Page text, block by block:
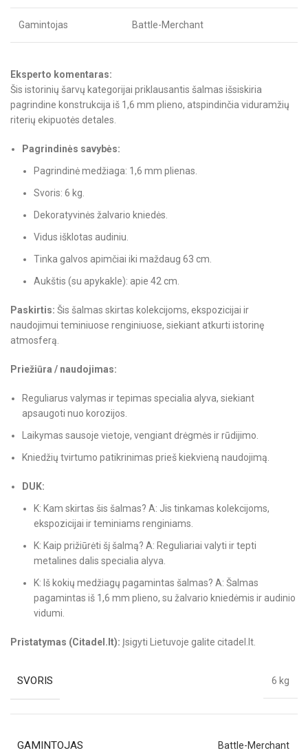
Gamintojas Battle-Merchant
Eksperto komentaras:
Šis istorinių šarvų kategorijai priklausantis šalmas išsiskiria
pagrindine konstrukcija iš 1,6 mm plieno, atspindinčia viduramžių
riterių ekipuotės detales.
Pagrindinės savybės:
Pagrindinė medžiaga: 1,6 mm plienas.
Svoris: 6 kg.
Dekoratyvinės žalvario kniedės.
Vidus išklotas audiniu.
Tinka galvos apimčiai iki maždaug 63 cm.
Aukštis (su apykakle): apie 42 cm.
Paskirtis: Šis šalmas skirtas kolekcijoms, ekspozicijai ir
naudojimui teminiuose renginiuose, siekiant atkurti istorinę
atmosferą.
Priežiūra / naudojimas:
Reguliarus valymas ir tepimas specialia alyva, siekiant
apsaugoti nuo korozijos.
Laikymas sausoje vietoje, vengiant drėgmės ir rūdijimo.
Kniedžių tvirtumo patikrinimas prieš kiekvieną naudojimą.
DUK:
K: Kam skirtas šis šalmas? A: Jis tinkamas kolekcijoms,
ekspozicijai ir teminiams renginiams.
K: Kaip prižiūrėti šį šalmą? A: Reguliariai valyti ir tepti
metalines dalis specialia alyva.
K: Iš kokių medžiagų pagamintas šalmas? A: Šalmas
pagamintas iš 1,6 mm plieno, su žalvario kniedėmis ir audinio
vidumi.
Pristatymas (Citadel.lt): Įsigyti Lietuvoje galite citadel.lt.
SVORIS 6 kg
GAMINTOJAS Battle-Merchant